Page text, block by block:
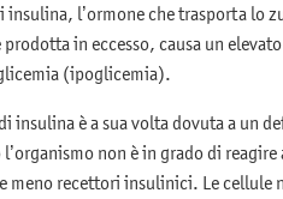
insulina, l’ormone che trasporta lo
prodotta in eccesso, causa un
(ipoglicemia).
insulina è a sua volta dovuta a
non è in grado di
meno recettori insulinici. Le cellule